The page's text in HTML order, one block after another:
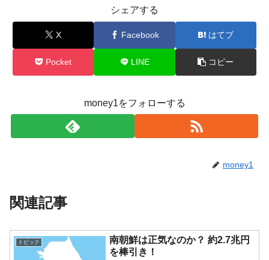
シェアする
X Facebook はてブ
Pocket LINE コピー
money1をフォローする
money1
関連記事
トピック
南朝鮮は正気なのか？ 約2.7兆円
を棒引き！